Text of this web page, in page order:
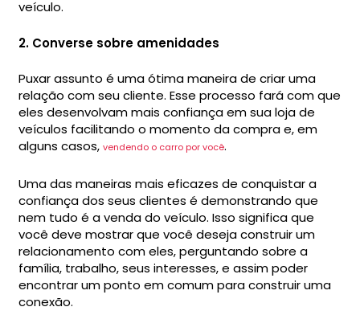
veículo.
2. Converse sobre amenidades
Puxar assunto é uma ótima maneira de criar uma
relação com seu cliente. Esse processo fará com que
eles desenvolvam mais confiança em sua loja de
veículos facilitando o momento da compra e, em
alguns casos,vendendo o carro por você.
Uma das maneiras mais eficazes de conquistar a
confiança dos seus clientes é demonstrando que
nem tudo é a venda do veículo. Isso significa que
você deve mostrar que você deseja construir um
relacionamento com eles, perguntando sobre a
família, trabalho, seus interesses, e assim poder
encontrar um ponto em comum para construir uma
conexão.